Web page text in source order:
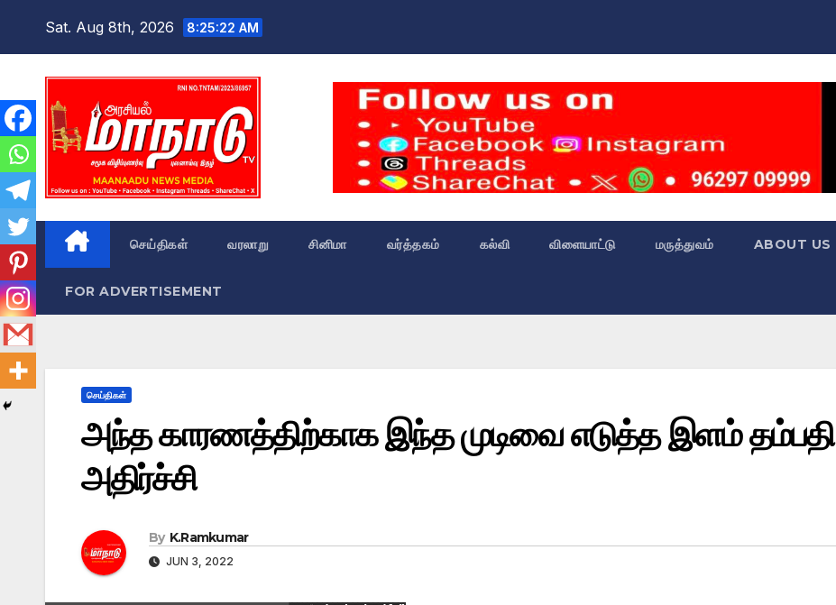
Sat. Aug 8th, 2026 8:25:23 AM
செய்திகள் வரலாறு சினிமா வர்த்தகம் கல்வி விளையாட்டு மருத்துவம் ABOUT US
FOR ADVERTISEMENT
செய்திகள்
அந்த காரணத்திற்காக இந்த முடிவை எடுத்த இளம் தம்பதி
அதிர்ச்சி
By K.Ramkumar
JUN 3, 2022